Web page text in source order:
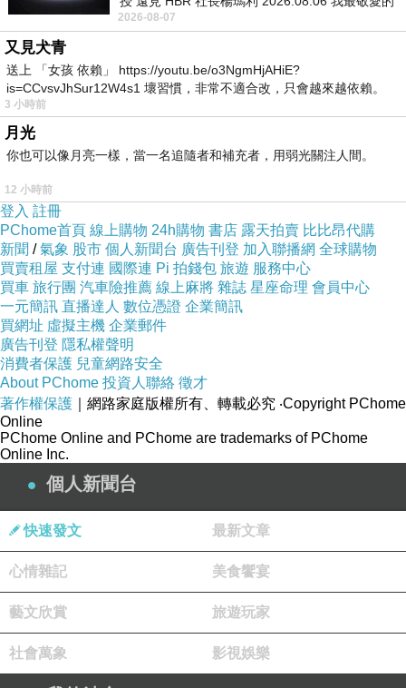
哥德建築形式，已有
現今的樣貌是在1880年大地震之後重建的。
多拉茲市場
啡座...
賣花區域的中庭有一尊名為Petrica Keremph的銅
像，正
對著一位遭吊死的人撥彈樂器
刻家Vanja Radaus於
這位Petrica Keremph
是克羅埃西亞通俗文學
中的
遊唱詩人，他以戲謔的表演娛樂大家，同時也反映
民間對政治諷刺的言論，是克羅埃西亞人心目中的
英雄
Skalinska ul街位於一個斜坡，街上的餐廳是屬
於CP值高，學生會來吃的平價餐廳。。。
老闆、遠見．天下文化創辦人高希均教
2026-08-07
又見犬青
送上 「女孩 依賴」 https://youtu.be/o3NgmHjAHiE?
is=CCvsvJhSur12W4s1 壞習慣，非常不適合改，只會越來越依賴。
我害怕的
3 小時前
月光
你也可以像月亮一樣，當一名追隨者和補充者，用弱光關注人間。
12 小時前
登入 註冊
PChome首頁 線上購物 24h購物 書店 露天拍賣 比比昂代購
新聞 /氣象 股市 個人新聞台 廣告刊登 加入聯播網 全球購物
買賣租屋 支付連 國際連 Pi 拍錢包 旅遊 服務中心
買車 旅行團 汽車險推薦 線上麻將 雜誌 星座命理 會員中心
一元簡訊 直播達人 數位憑證 企業簡訊
買網址 虛擬主機 企業郵件
廣告刊登 隱私權聲明
消費者保護 兒童網路安全
About PChome 投資人聯絡 徵才
著作權保護 ｜網路家庭版權所有、轉載必究 ‧Copyright PChome
Online
PChome Online and PChome are trademarks of PChome
Online Inc.
個人新聞台
快速發文 最新文章
心情雜記 美食饗宴
藝文欣賞 旅遊玩家
社會萬象 影視娛樂